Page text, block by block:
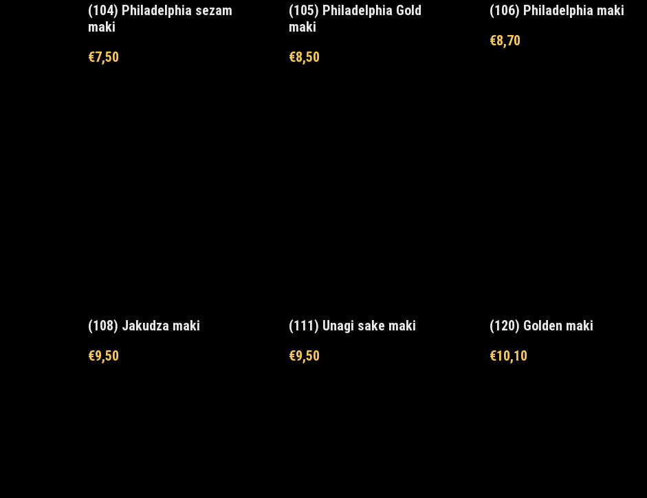
(104) Philadelphia sezam
maki
€7,50
(105) Philadelphia Gold
maki
€8,50
(106) Philadelphia maki
€8,70
(108) Jakudza maki
€9,50
(111) Unagi sake maki
€9,50
(120) Golden maki
€10,10